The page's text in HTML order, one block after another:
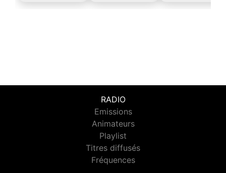
RADIO
Emissions
Animateurs
Playlist
Titres diffusés
Fréquences